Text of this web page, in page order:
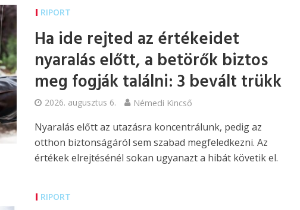
RIPORT
Ha ide rejted az értékeidet
nyaralás előtt, a betörők biztos
meg fogják találni: 3 bevált trükk
2026. augusztus 6. Némedi Kincső
Nyaralás előtt az utazásra koncentrálunk, pedig az
otthon biztonságáról sem szabad megfeledkezni. Az
értékek elrejtésénél sokan ugyanazt a hibát követik el.
RIPORT